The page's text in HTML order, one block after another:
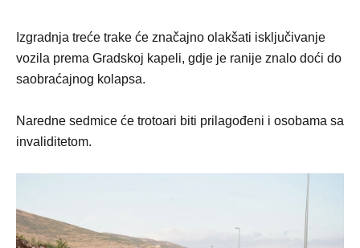
Izgradnja treće trake će značajno olakšati isključivanje
vozila prema Gradskoj kapeli, gdje je ranije znalo doći do
saobraćajnog kolapsa.
Naredne sedmice će trotoari biti prilagođeni i osobama sa
invaliditetom.